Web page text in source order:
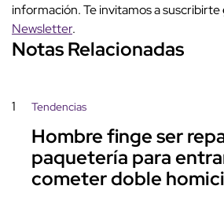
información. Te invitamos a suscribirte
Newsletter.
Notas Relacionadas
1 Tendencias
Hombre finge ser
paquetería para
cometer doble